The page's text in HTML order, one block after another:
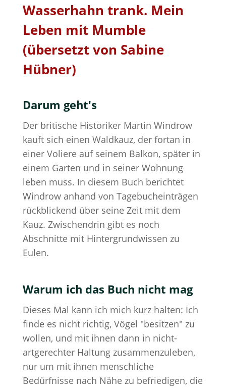
Wasserhahn trank. Mein
Leben mit Mumble
(übersetzt von Sabine
Hübner)
Darum geht's
Der britische Historiker Martin Windrow
kauft sich einen Waldkauz, der fortan in
einer Voliere auf seinem Balkon, später in
einem Garten und in seiner Wohnung
leben muss. In diesem Buch berichtet
Windrow anhand von Tagebucheinträgen
rückblickend über seine Zeit mit dem
Kauz. Zwischendrin gibt es noch
Abschnitte mit Hintergrundwissen zu
Eulen.
Warum ich das Buch nicht mag
Dieses Mal kann ich mich kurz halten: Ich
finde es nicht richtig, Vögel "besitzen" zu
wollen, und mit ihnen dann in nicht-
artgerechter Haltung zusammenzuleben,
nur um mit ihnen menschliche
Bedürfnisse nach Nähe zu befriedigen, die